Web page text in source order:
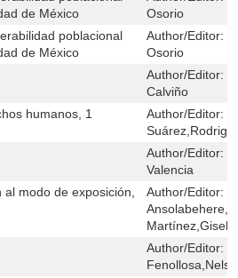
de México
Osorio
poblacional
de México
Author/Editor:
Osorio
Author/Editor:
Calviño
humanos, 1
Author/Editor:
Author/Editor:
Valencia
modo de exposición,
Author/Editor:
Author/Editor: